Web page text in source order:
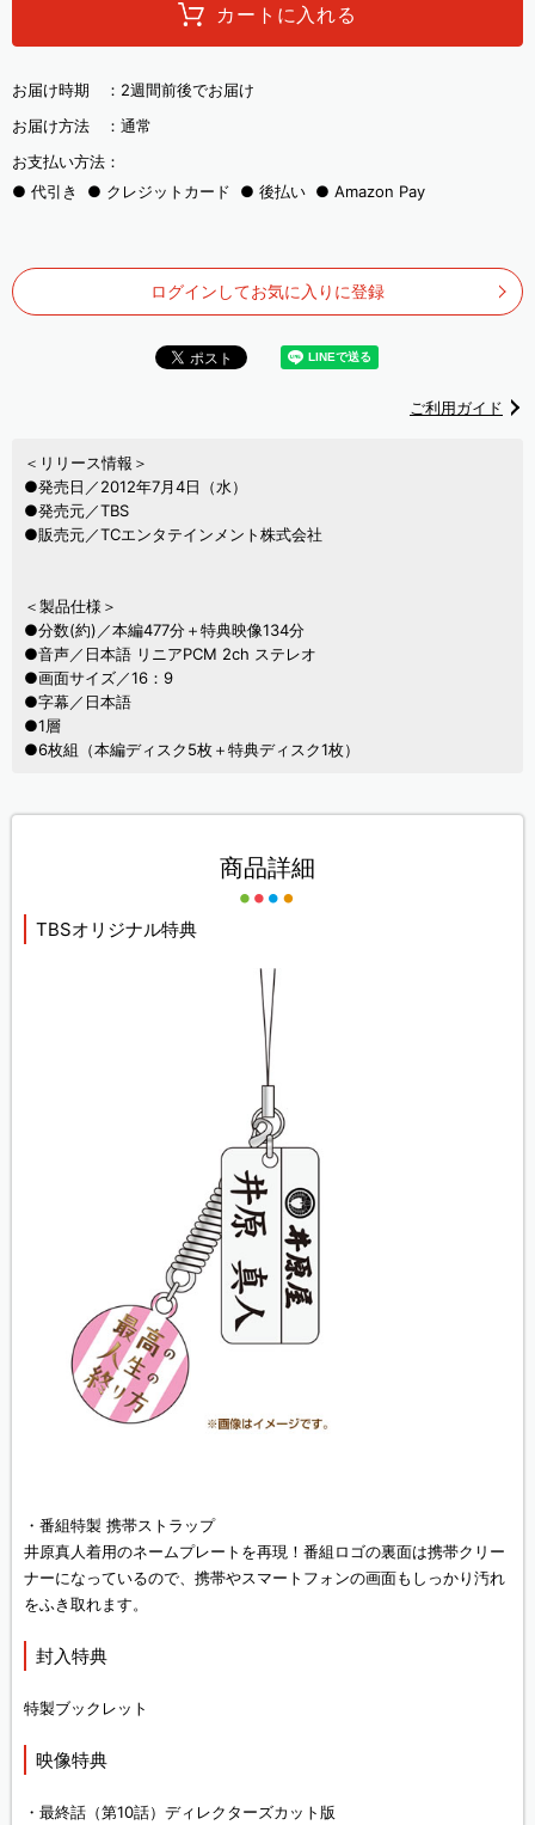
カートに入れる
お届け時期 ： 2週間前後でお届け
お届け方法 ： 通常
お支払い方法：
代引き
クレジットカード 後払い Amazon Pay
ログインしてお気に入りに登録
ご利用ガイド
＜リリース情報＞
●発売日／2012年7月4日（水）
●発売元／TBS
●販売元／TCエンタテインメント株式会社
＜製品仕様＞
●分数(約)／本編477分＋特典映像134分
●音声／日本語 リニアPCM 2ch ステレオ
●画面サイズ／16：9
●字幕／日本語
●1層
●6枚組（本編ディスク5枚＋特典ディスク1枚）
商品詳細
TBSオリジナル特典
・番組特製 携帯ストラップ
井原真人着用のネームプレートを再現！番組ロゴの裏面は携帯クリー
ナーになっているので、携帯やスマートフォンの画面もしっかり汚れ
をふき取れます。
封入特典
特製ブックレット
映像特典
・最終話（第10話）ディレクターズカット版